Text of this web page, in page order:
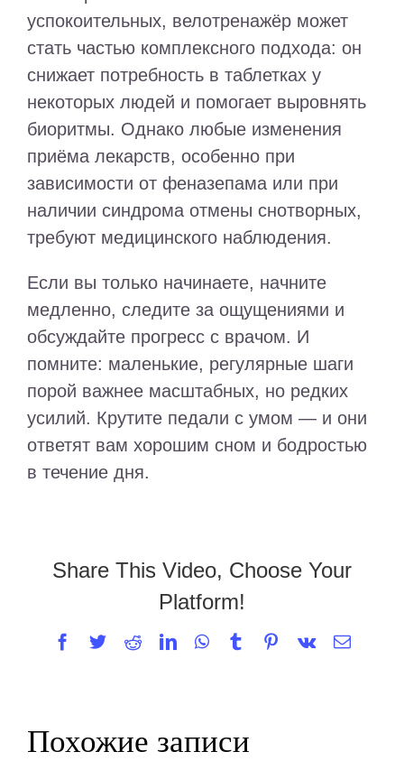
успокоительных, велотренажёр может
стать частью комплексного подхода: он
снижает потребность в таблетках у
некоторых людей и помогает выровнять
биоритмы. Однако любые изменения
приёма лекарств, особенно при
зависимости от феназепама или при
наличии синдрома отмены снотворных,
требуют медицинского наблюдения.
Если вы только начинаете, начните
медленно, следите за ощущениями и
обсуждайте прогресс с врачом. И
помните: маленькие, регулярные шаги
порой важнее масштабных, но редких
усилий. Крутите педали с умом — и они
ответят вам хорошим сном и бодростью
в течение дня.
Share This Video, Choose Your
Platform!
Facebook
TwitterRedditLinkedInWhatsApp
TumblrPinterest
Vk Email
Похожие записи